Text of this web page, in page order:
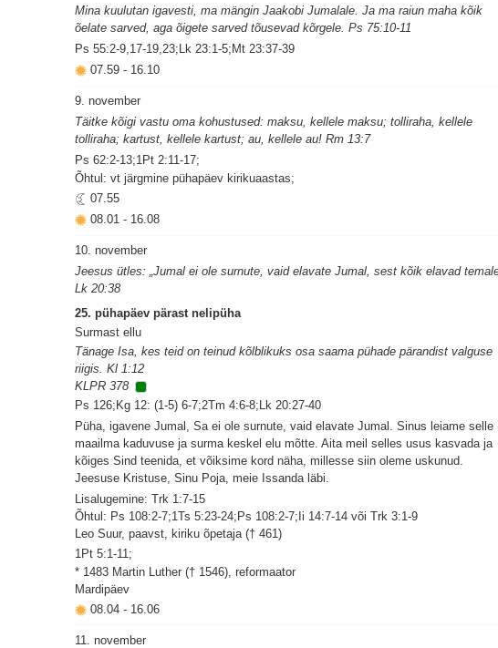
Mina kuulutan igavesti, ma mängin Jaakobi Jumalale. Ja ma raiun maha kõik
õelate sarved, aga õigete sarved tõusevad kõrgele. Ps 75:10-11
Ps 55:2-9,17-19,23;Lk 23:1-5;Mt 23:37-39
07.59 - 16.10
9. november
Täitke kõigi vastu oma kohustused: maksu, kellele maksu; tolliraha, kellele
tolliraha; kartust, kellele kartust; au, kellele au! Rm 13:7
Ps 62:2-13;1Pt 2:11-17;
Õhtul: vt järgmine pühapäev kirikuaastas;
07.55
08.01 - 16.08
10. november
Jeesus ütles: „Jumal ei ole surnute, vaid elavate Jumal, sest kõik elavad
Lk 20:38
25. pühapäev pärast nelipüha
Surmast ellu
Tänage Isa, kes teid on teinud kõlblikuks osa saama pühade pärandist valguse
riigis. Kl 1:12
KLPR 378
Ps 126;Kg 12: (1-5) 6-7;2Tm 4:6-8;Lk 20:27-40
Püha, igavene Jumal, Sa ei ole surnute, vaid elavate Jumal. Sinus leiame selle
maailma kaduvuse ja surma keskel elu mõtte. Aita meil selles usus kasvada ja
kõiges Sind teenida, et võiksime kord näha, millesse siin oleme uskunud.
Jeesuse Kristuse, Sinu Poja, meie Issanda läbi.
Lisalugemine: Trk 1:7-15
Õhtul: Ps 108:2-7;1Ts 5:23-24;Ps 108:2-7;Ii 14:7-14 või Trk 3:1-9
Leo Suur, paavst, kiriku õpetaja († 461)
1Pt 5:1-11;
* 1483 Martin Luther († 1546), reformaator
Mardipäev
08.04 - 16.06
11. november